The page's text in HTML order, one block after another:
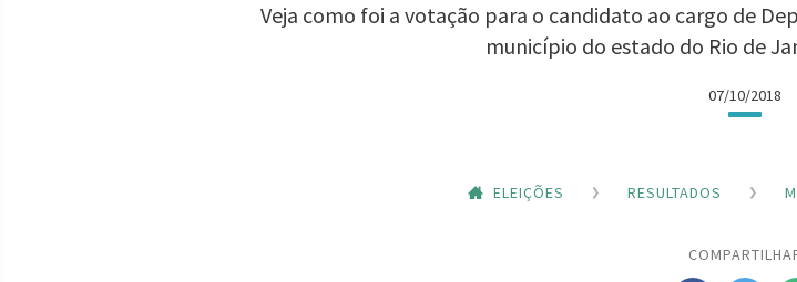
Veja como foi a votação para o candidato ao cargo de
município do estado do Rio de
07/10/2018
ELEIÇÕES RESULTADOS